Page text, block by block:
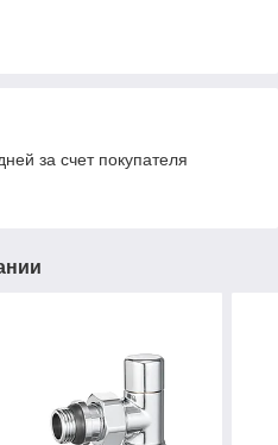
за счет покупателя